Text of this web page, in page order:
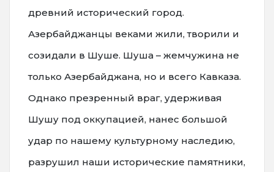
древний исторический город.
Азербайджанцы веками жили, творили и
созидали в Шуше. Шуша – жемчужина не
только Азербайджана, но и всего Кавказа.
Однако презренный враг, удерживая
Шушу под оккупацией, нанес большой
удар по нашему культурному наследию,
разрушил наши исторические памятники,